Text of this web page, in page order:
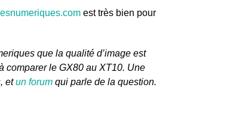
est très bien pour
que la qualité d’image est
comparer le GX80 au XT10. Une
etun forum qui parle de la question.